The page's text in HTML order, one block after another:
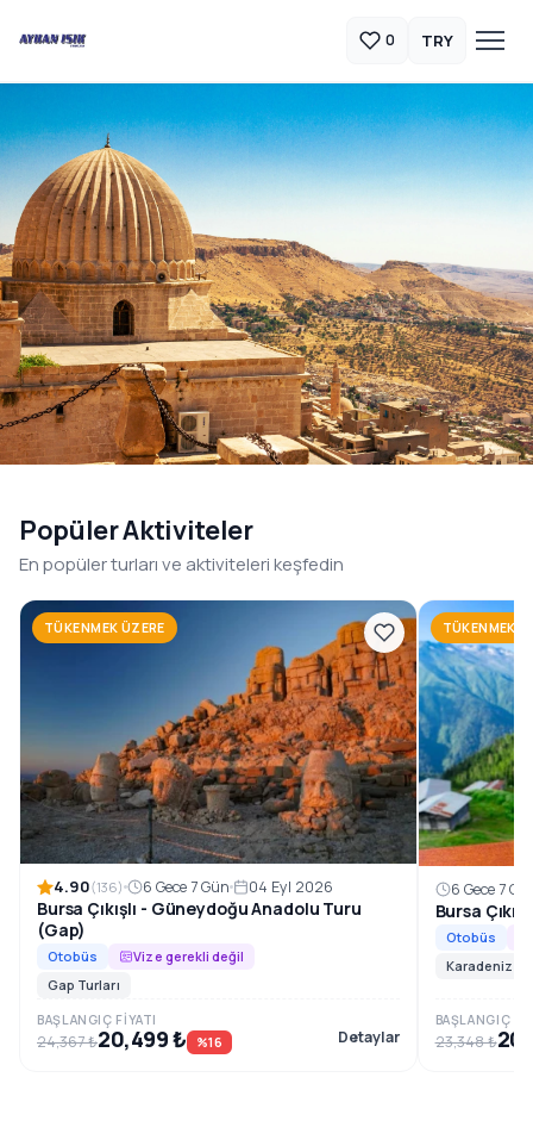
0 TRY
1996’dan beri, Güneydoğu Anadolu’nun en özel rotalarını
konforlu ve planlı tur programlarıyla sizlerle
buluşturuyoruz.
Rezervasyon ve Bilgi
Popüler Aktiviteler
En popüler turları ve aktiviteleri keşfedin
TÜKENMEK ÜZERE
4.90(136) 6 Gece 7 Gün 04 Eyl 2026
Bursa Çıkışlı - Güneydoğu Anadolu Turu
(Gap)
Otobüs
Vize gerekli değil
Gap Turları
BAŞLANGIÇ FIYATI
24,367 ₺20,499 ₺ %16 Detaylar
TÜKENMEK
6 Gece 7
Bursa
Otobüs
Karadeniz
BAŞLANGIÇ
23,348 ₺